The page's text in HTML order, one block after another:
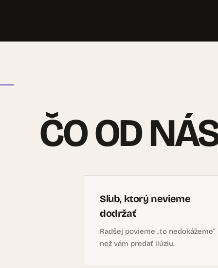
ČO OD
Sľub, ktorý nevieme
dodržať
Radšej povieme „to nedokážeme“
než vám predať ilúziu.